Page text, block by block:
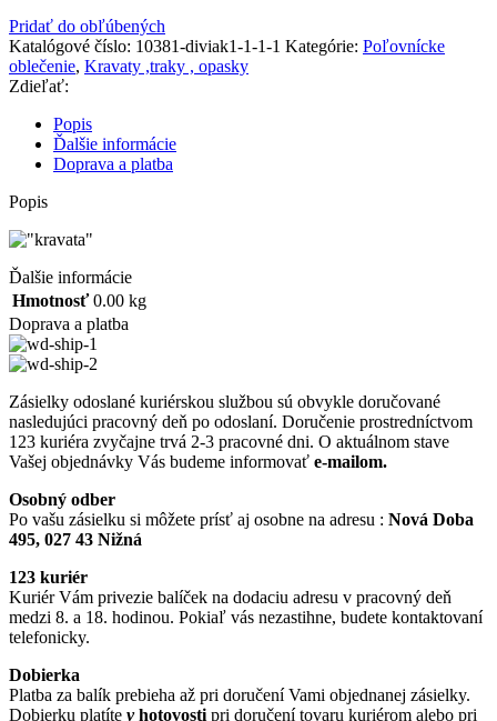
Pridať do obľúbených
Katalógové číslo: 10381-diviak1-1-1-1 Kategórie: Poľovnícke
oblečenie, Kravaty ,traky , opasky
Zdieľať:
Popis
Ďalšie informácie
Doprava a platba
Popis
Ďalšie informácie
Hmotnosť 0.00 kg
Doprava a platba
Zásielky odoslané kuriérskou službou sú obvykle doručované
nasledujúci pracovný deň po odoslaní. Doručenie prostredníctvom
123 kuriéra zvyčajne trvá 2-3 pracovné dni. O aktuálnom stave
Vašej objednávky Vás budeme informovať e-mailom.
Osobný odber
Po vašu zásielku si môžete prísť aj osobne na adresu : Nová Doba
495, 027 43 Nižná
123 kuriér
Kuriér Vám privezie balíček na dodaciu adresu v pracovný deň
medzi 8. a 18. hodinou. Pokiaľ vás nezastihne, budete kontaktovaní
telefonicky.
Dobierka
Platba za balík prebieha až pri doručení Vami objednanej zásielky.
Dobierku platíte vhotovosti pri doručení tovaru kuriérom alebo pri